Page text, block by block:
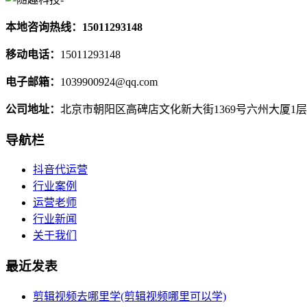
本地咨询热线：15011293148
移动电话： 15011293148
电子邮箱： 1039900924@qq.com
公司地址： 北京市朝阳区高碑店文化新大街1369号六州大厦1
导航栏
抖音代运营
行业案例
运营老师
行业新闻
关于我们
最近发表
剪辑视频去哪里学(剪辑视频哪里可以学)